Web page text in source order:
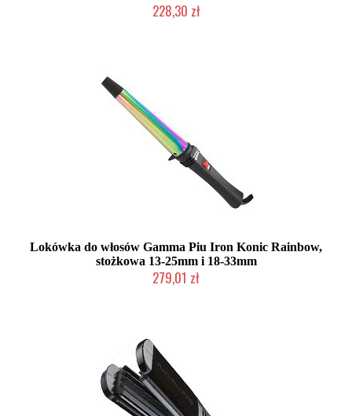
228,30 zł
Lokówka do włosów Gamma Piu Iron Konic Rainbow,
stożkowa 13-25mm i 18-33mm
279,01 zł